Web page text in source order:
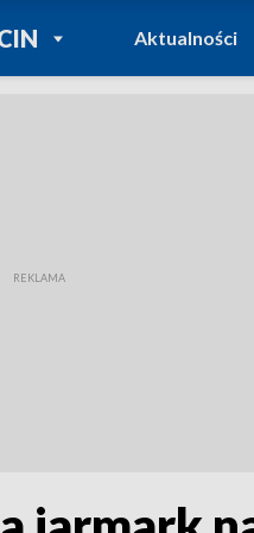
DO
REGIONY
Aktualności